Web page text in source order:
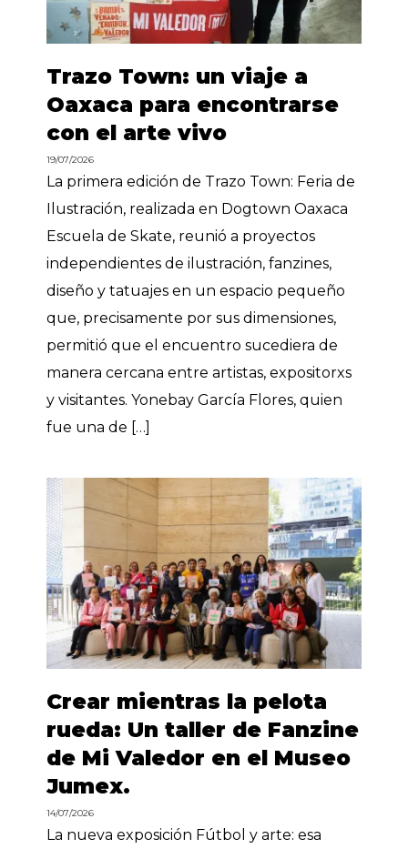
Trazo Town: un viaje a
Oaxaca para encontrarse
con el arte vivo
19/07/2026
La primera edición de Trazo Town: Feria de
Ilustración, realizada en Dogtown Oaxaca
Escuela de Skate, reunió a proyectos
independientes de ilustración, fanzines,
diseño y tatuajes en un espacio pequeño
que, precisamente por sus dimensiones,
permitió que el encuentro sucediera de
manera cercana entre artistas, expositorxs
y visitantes. Yonebay García Flores, quien
fue una de […]
Crear mientras la pelota
rueda: Un taller de Fanzine
de Mi Valedor en el Museo
Jumex.
14/07/2026
La nueva exposición Fútbol y arte: esa